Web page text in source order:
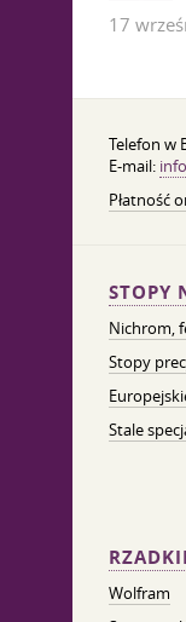
17
Telefon w
E-mail:
Płatność
STOPY
Nichrom,
Stopy
Stale
Wolfram